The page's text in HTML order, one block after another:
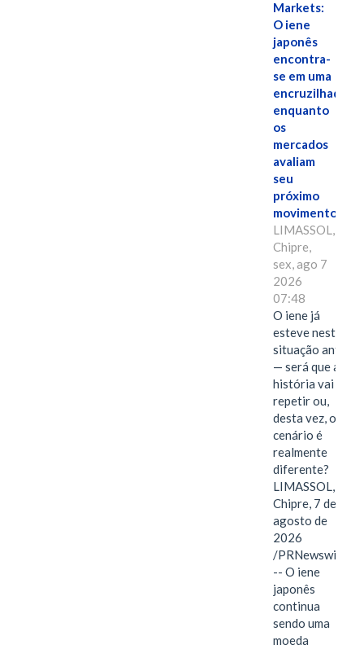
Markets:
O iene
japonês
encontra-
se em uma
encruzilhada
enquanto
os
mercados
avaliam
seu
próximo
movimento.
LIMASSOL,
Chipre,
sex, ago 7
2026
07:48
O iene já
esteve nesta
situação antes
— será que a
história vai se
repetir ou,
desta vez, o
cenário é
realmente
diferente?
LIMASSOL,
Chipre, 7 de
agosto de
2026
/PRNewswire/
-- O iene
japonês
continua
sendo uma
moeda